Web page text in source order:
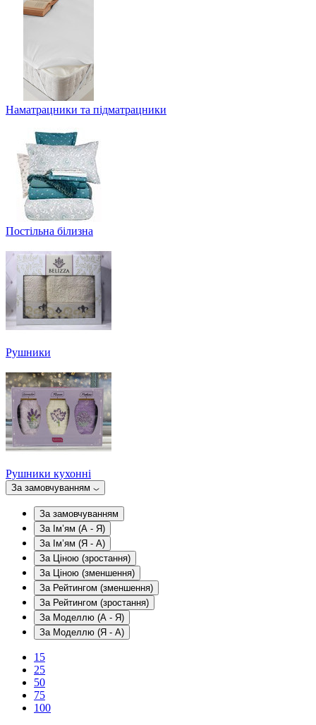
Наматрацники та підматрацники
Постільна білизна
Рушники
Рушники кухонні
За замовчуванням
За замовчуванням
За Ім’ям (A - Я)
За Ім’ям (Я - A)
За Ціною (зростання)
За Ціною (зменшення)
За Рейтингом (зменшення)
За Рейтингом (зростання)
За Моделлю (A - Я)
За Моделлю (Я - A)
15
25
50
75
100